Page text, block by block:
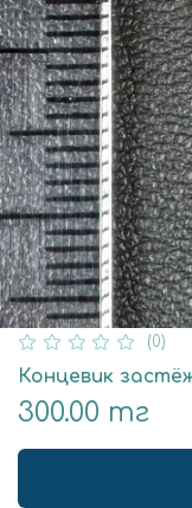
(0)
Концевик
300.00 тг